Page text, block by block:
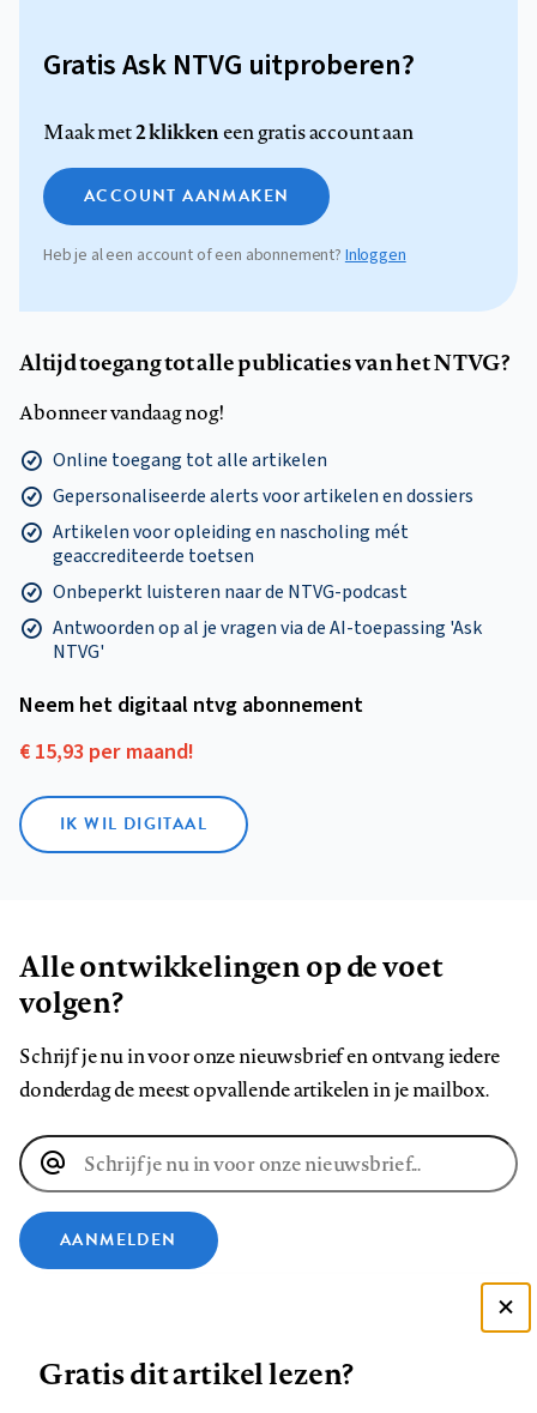
Gratis Ask NTVG uitproberen?
Maak met2 klikkeneen gratis account aan
ACCOUNT AANMAKEN
Heb je al een account of een abonnement?Inloggen
Altijd toegang tot alle publicaties van het NTVG?
Abonneer vandaag nog!
Online toegang tot alle artikelen
Gepersonaliseerde alerts voor artikelen en dossiers
Artikelen voor opleiding en nascholing mét
geaccrediteerde toetsen
Onbeperkt luisteren naar de NTVG-podcast
Antwoorden op al je vragen via de AI-toepassing 'Ask
NTVG'
Neem het digitaal ntvg abonnement
€ 15,93 per maand!
IK WIL DIGITAAL
Alle ontwikkelingen op de voet
volgen?
Schrijf je nu in voor onze nieuwsbrief en ontvang iedere
donderdag de meest opvallende artikelen in je mailbox.
E-
mailadres
AANMELDEN
Gratis dit artikel lezen?
Zie onze cookie policy